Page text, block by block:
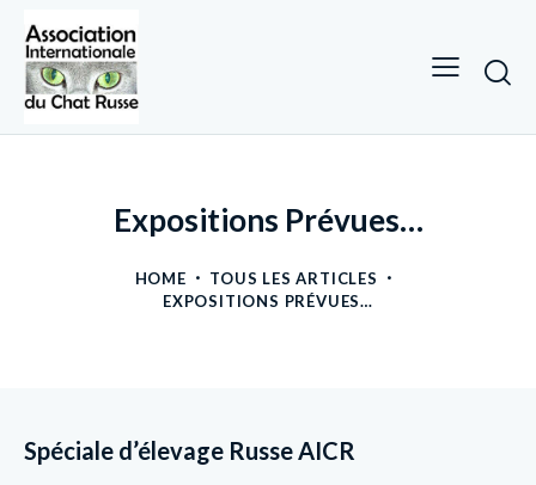
Expositions Prévues…
HOME
TOUS LES ARTICLES
EXPOSITIONS PRÉVUES…
Spéciale d’élevage Russe AICR